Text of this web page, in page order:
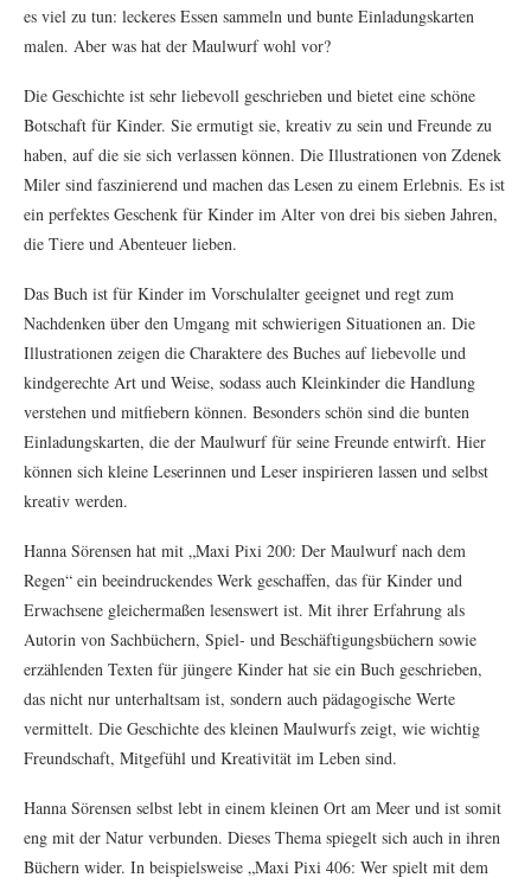
es viel zu tun: leckeres Essen sammeln und bunte Einladungskarten
malen. Aber was hat der Maulwurf wohl vor?
Die Geschichte ist sehr liebevoll geschrieben und bietet eine schöne
Botschaft für Kinder. Sie ermutigt sie, kreativ zu sein und Freunde zu
haben, auf die sie sich verlassen können. Die Illustrationen von Zdenek
Miler sind faszinierend und machen das Lesen zu einem Erlebnis. Es ist
ein perfektes Geschenk für Kinder im Alter von drei bis sieben Jahren,
die Tiere und Abenteuer lieben.
Das Buch ist für Kinder im Vorschulalter geeignet und regt zum
Nachdenken über den Umgang mit schwierigen Situationen an. Die
Illustrationen zeigen die Charaktere des Buches auf liebevolle und
kindgerechte Art und Weise, sodass auch Kleinkinder die Handlung
verstehen und mitfiebern können. Besonders schön sind die bunten
Einladungskarten, die der Maulwurf für seine Freunde entwirft. Hier
können sich kleine Leserinnen und Leser inspirieren lassen und selbst
kreativ werden.
Hanna Sörensen hat mit „Maxi Pixi 200: Der Maulwurf nach dem
Regen“ ein beeindruckendes Werk geschaffen, das für Kinder und
Erwachsene gleichermaßen lesenswert ist. Mit ihrer Erfahrung als
Autorin von Sachbüchern, Spiel- und Beschäftigungsbüchern sowie
erzählenden Texten für jüngere Kinder hat sie ein Buch geschrieben,
das nicht nur unterhaltsam ist, sondern auch pädagogische Werte
vermittelt. Die Geschichte des kleinen Maulwurfs zeigt, wie wichtig
Freundschaft, Mitgefühl und Kreativität im Leben sind.
Hanna Sörensen selbst lebt in einem kleinen Ort am Meer und ist somit
eng mit der Natur verbunden. Dieses Thema spiegelt sich auch in ihren
Büchern wider. In beispielsweise „Maxi Pixi 406: Wer spielt mit dem